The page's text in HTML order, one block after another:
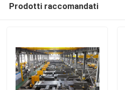
Prodotti raccomandati